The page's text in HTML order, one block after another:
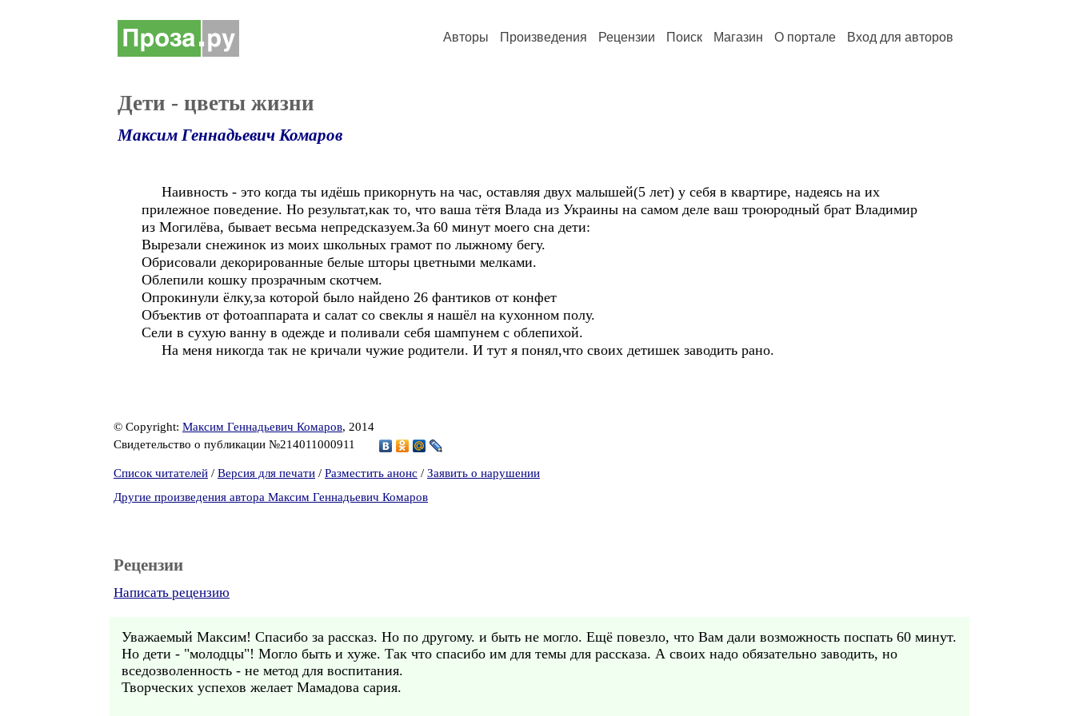
Авторы Произведения Рецензии Поиск Магазин О портале Вход для авторов
Дети - цветы жизни
Максим Геннадьевич Комаров
Наивность - это когда ты идёшь прикорнуть на час, оставляя двух малышей(5 лет) у себя в квартире, надеясь на их
прилежное поведение. Но результат,как то, что ваша тётя Влада из Украины на самом деле ваш троюродный брат Владимир
из Могилёва, бывает весьма непредсказуем.За 60 минут моего сна дети:
Вырезали снежинок из моих школьных грамот по лыжному бегу.
Обрисовали декорированные белые шторы цветными мелками.
Облепили кошку прозрачным скотчем.
Опрокинули ёлку,за которой было найдено 26 фантиков от конфет
Объектив от фотоаппарата и салат со свеклы я нашёл на кухонном полу.
Сели в сухую ванну в одежде и поливали себя шампунем с облепихой.
На меня никогда так не кричали чужие родители. И тут я понял,что своих детишек заводить рано.
© Copyright: Максим Геннадьевич Комаров, 2014
Свидетельство о публикации №214011000911
Список читателей / Версия для печати / Разместить анонс / Заявить о нарушении
Другие произведения автора Максим Геннадьевич Комаров
Рецензии
Написать рецензию
Уважаемый Максим! Спасибо за рассказ. Но по другому. и быть не могло. Ещё повезло, что Вам дали возможность поспать 60 минут.
Но дети - "молодцы"! Могло быть и хуже. Так что спасибо им для темы для рассказа. А своих надо обязательно заводить, но
вседозволенность - не метод для воспитания.
Творческих успехов желает Мамадова сария.